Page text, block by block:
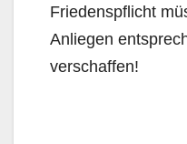
Friedenspflicht
Anliegen
verschaffen!